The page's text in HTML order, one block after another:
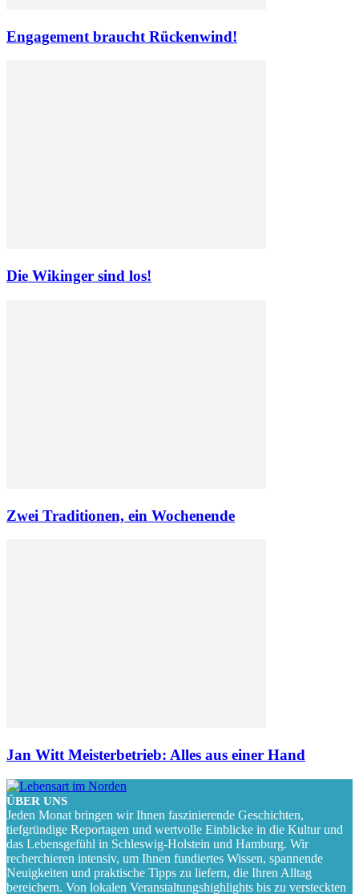
Engagement braucht Rückenwind!
Die Wikinger sind los!
Zwei Traditionen, ein Wochenende
Jan Witt Meisterbetrieb: Alles aus einer Hand
ÜBER UNS
Jeden Monat bringen wir Ihnen faszinierende Geschichten,
tiefgründige Reportagen und wertvolle Einblicke in die Kultur und
das Lebensgefühl in Schleswig-Holstein und Hamburg. Wir
recherchieren intensiv, um Ihnen fundiertes Wissen, spannende
Neuigkeiten und praktische Tipps zu liefern, die Ihren Alltag
bereichern. Von lokalen Veranstaltungshighlights bis zu versteckten